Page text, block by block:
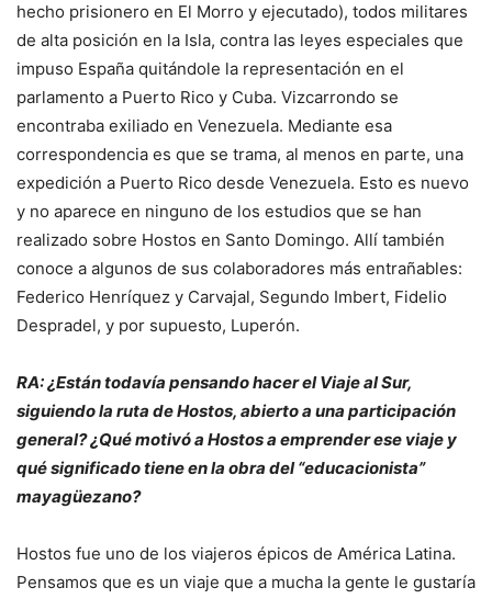
hecho prisionero en El Morro y ejecutado), todos militares
de alta posición en la Isla, contra las leyes especiales que
impuso España quitándole la representación en el
parlamento a Puerto Rico y Cuba. Vizcarrondo se
encontraba exiliado en Venezuela. Mediante esa
correspondencia es que se trama, al menos en parte, una
expedición a Puerto Rico desde Venezuela. Esto es nuevo
y no aparece en ninguno de los estudios que se han
realizado sobre Hostos en Santo Domingo. Allí también
conoce a algunos de sus colaboradores más entrañables:
Federico Henríquez y Carvajal, Segundo Imbert, Fidelio
Despradel, y por supuesto, Luperón.
RA: ¿Están todavía pensando hacer el Viaje al Sur,
siguiendo la ruta de Hostos, abierto a una participación
general? ¿Qué motivó a Hostos a emprender ese viaje y
qué significado tiene en la obra del “educacionista”
mayagüezano?
Hostos fue uno de los viajeros épicos de América Latina.
Pensamos que es un viaje que a mucha la gente le gustaría